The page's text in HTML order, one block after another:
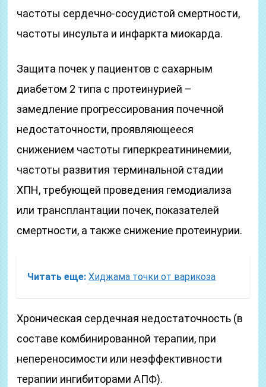
частоты сердечно-сосудистой смертности,
частоты инсульта и инфаркта миокарда.
Защита почек у пациентов с сахарным
диабетом 2 типа с протеинурией –
замедление прогрессирования почечной
недостаточности, проявляющееся
снижением частоты гиперкреатининемии,
частоты развития терминальной стадии
ХПН, требующей проведения гемодиализа
или трансплантации почек, показателей
смертности, а также снижение протеинурии.
Читать еще: Хиджама точки от варикоза
Хроническая сердечная недостаточность (в
составе комбинированной терапии, при
непереносимости или неэффективности
терапии ингибиторами АПФ).